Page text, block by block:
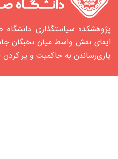
پژوهشکده سیاستگذاری
ایفای نقش واسط میان نخبگان
یاری‌رساندن به حاکمیت و پر